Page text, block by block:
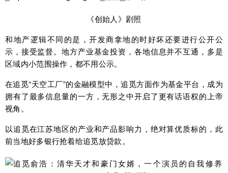
《创始人》剧照
和地产逻辑不同的是，开发商拿地的时好坏还要进行公开公
示，接受监督。地方产业基金投资，各地信息并不互通，多是
区域内小范围操作，都不用公示。
在追觅“天空工厂”的金融模型中，追觅方面作为基金平台，成为
拥有了最多信息量的一方，无形之中开启了更有话语权的上帝
视角。
以追觅在江苏地区的产业和产品影响力，绝对算优质标的，此
前当地好多银行抢着给追觅放贷款。